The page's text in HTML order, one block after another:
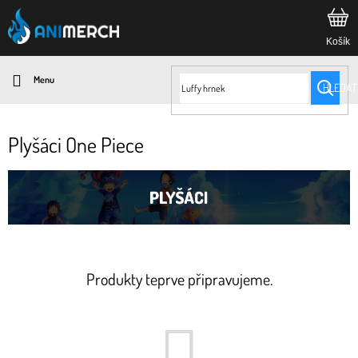
Přejít
na
obsah
HLEDAT
Plyšáci One Piece
Produkty teprve připravujeme.